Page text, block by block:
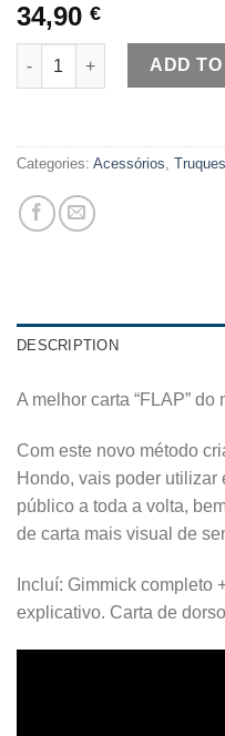
34,90 €
Modern Flap Card by
ADD
Categories: Acessórios,
DESCRIPTION
A melhor carta “FLAP” do
Com este novo método
Hondo, vais poder utilizar
público a toda a volta,
de carta mais visual de
Incluí: Gimmick completo
explicativo. Carta de